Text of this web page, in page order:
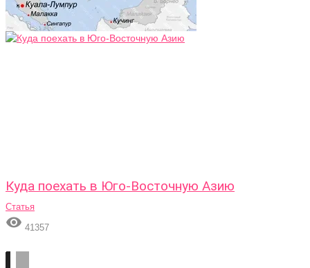
Куда поехать в Юго-Восточную Азию
Статья
 41357